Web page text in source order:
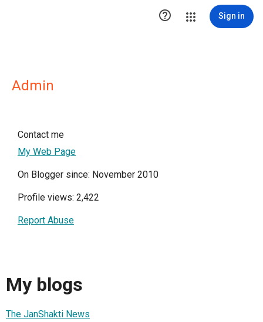
 Sign in
Admin
Contact me
My Web Page
On Blogger since: November 2010
Profile views: 2,422
Report Abuse
My blogs
The JanShakti News